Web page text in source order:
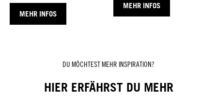
MEHR INFOS
MEHR INFOS
DU MÖCHTEST MEHR INSPIRATION?
HIER ERFÄHRST DU MEHR